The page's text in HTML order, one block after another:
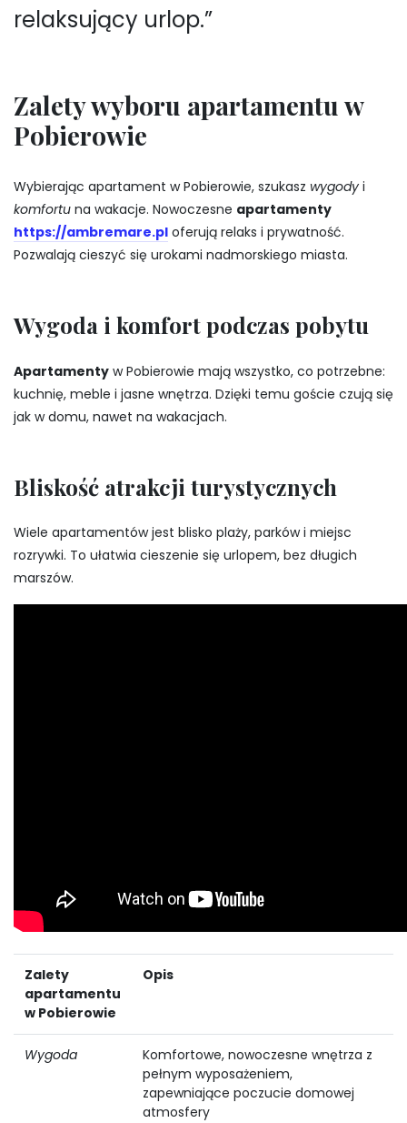
relaksujący urlop.”
Zalety wyboru apartamentu w
Pobierowie
Wybierając apartament w Pobierowie, szukasz wygody i
komfortu na wakacje. Nowoczesne apartamenty
https://ambremare.pl oferują relaks i prywatność.
Pozwalają cieszyć się urokami nadmorskiego miasta.
Wygoda i komfort podczas pobytu
Apartamenty w Pobierowie mają wszystko, co potrzebne:
kuchnię, meble i jasne wnętrza. Dzięki temu goście czują się
jak w domu, nawet na wakacjach.
Bliskość atrakcji turystycznych
Wiele apartamentów jest blisko plaży, parków i miejsc
rozrywki. To ułatwia cieszenie się urlopem, bez długich
marszów.
Zalety
apartamentu
w Pobierowie
Opis
Wygoda
Komfortowe, nowoczesne wnętrza z
pełnym wyposażeniem,
zapewniające poczucie domowej
atmosfery